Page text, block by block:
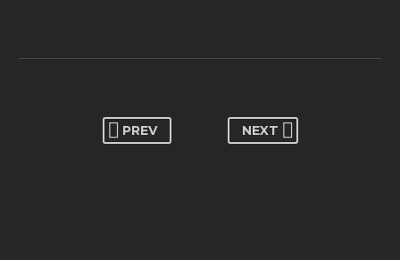
PREV NEXT